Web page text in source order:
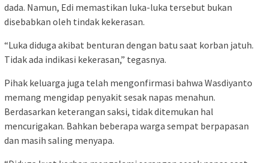
dada. Namun, Edi memastikan luka-luka tersebut bukan
disebabkan oleh tindak kekerasan.
“Luka diduga akibat benturan dengan batu saat korban jatuh.
Tidak ada indikasi kekerasan,” tegasnya.
Pihak keluarga juga telah mengonfirmasi bahwa Wasdiyanto
memang mengidap penyakit sesak napas menahun.
Berdasarkan keterangan saksi, tidak ditemukan hal
mencurigakan. Bahkan beberapa warga sempat berpapasan
dan masih saling menyapa.